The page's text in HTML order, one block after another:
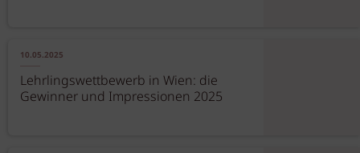
10.05.2025
Lehrlingswettbewerb in Wien: die
Gewinner und Impressionen 2025